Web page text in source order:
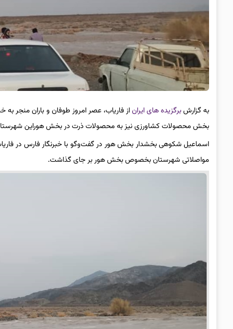
به گزارشبرگزیده های ایراناز فاریاب، عصر امروز طوفان و باران منجر
بخش محصولات کشاورزی نیز به محصولات ذرت در بخش هوراین شهرستان
اسماعیل شکوهی بخشدار بخش هور در گفت‌وگو با خبرنگار فارس در
مواصلاتی شهرستان بخصوص بخش هور بر جای گذاشت.